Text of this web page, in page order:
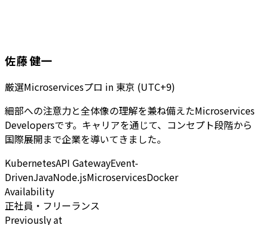
佐藤 健一
厳選Microservicesプロ in 東京 (UTC+9)
細部への注意力と全体像の理解を兼ね備えたMicroservices
Developersです。キャリアを通じて、コンセプト段階から
国際展開まで企業を導いてきました。
KubernetesAPI GatewayEvent-
DrivenJavaNode.jsMicroservicesDocker
Availability
正社員・フリーランス
Previously at